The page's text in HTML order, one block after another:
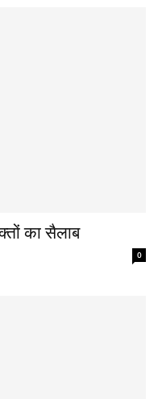
का सैलाब
0